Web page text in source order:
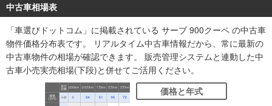
中古車相場表
「車選びドットコム」に掲載されている サーブ 900クーペ の中古車
物件価格分布表です。 リアルタイム中古車情報だから、常に最新の
中古車物件の相場が確認できます。 販売管理システムと連動した中
古車小売実売相場(下段)と併せてご活用ください。
価格と年式